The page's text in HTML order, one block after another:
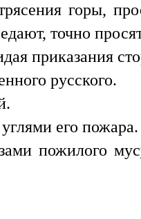
горы,
точно
приказания
русского.
его пожара.
пожилого